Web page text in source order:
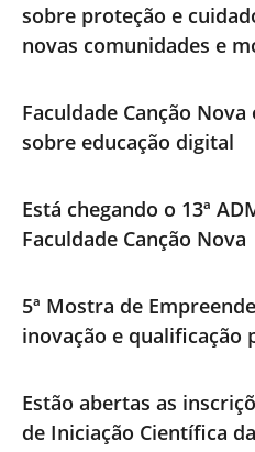
sobre proteção e
novas comunidades e
Faculdade Canção
sobre educação digital
Está chegando o 13ª
Faculdade Canção Nova
5ª Mostra de
inovação e qualificação
Estão abertas as
de Iniciação Científica